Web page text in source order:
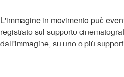
L'immagine in movimento può
registrato sul supporto
dall'immagine, su uno o più